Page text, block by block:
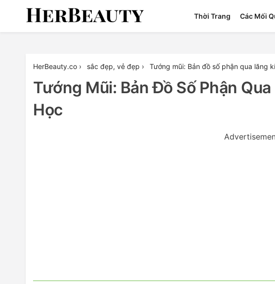
Thời Trang Các Mối
HerBeauty.co › sắc đẹp, vẻ đẹp › Tướng mũi: Bản đồ số phận qua lăng
Tướng Mũi: Bản Đồ Số Phận
Học